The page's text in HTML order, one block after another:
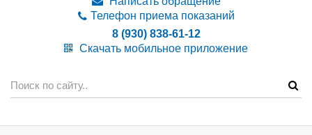
Телефон приема показаний
8 (930) 838-61-12
Скачать мобильное приложение